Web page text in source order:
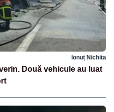
Ionuț Nichita
Două vehicule au luat